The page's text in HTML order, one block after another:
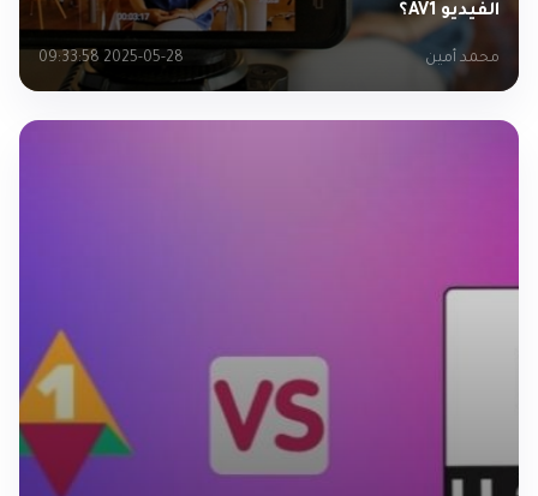
الفيديو AV1؟
محمد أمين 2025-05-28 09:33:58